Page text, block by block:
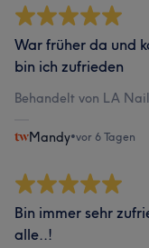
War früher da und
bin ich zufrieden
Behandelt von LA
Mandy•vor 6 Tagen
Bin immer sehr
alle..!